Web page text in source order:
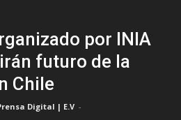
por INIA
futuro de la
Chile
Digital | E.V -